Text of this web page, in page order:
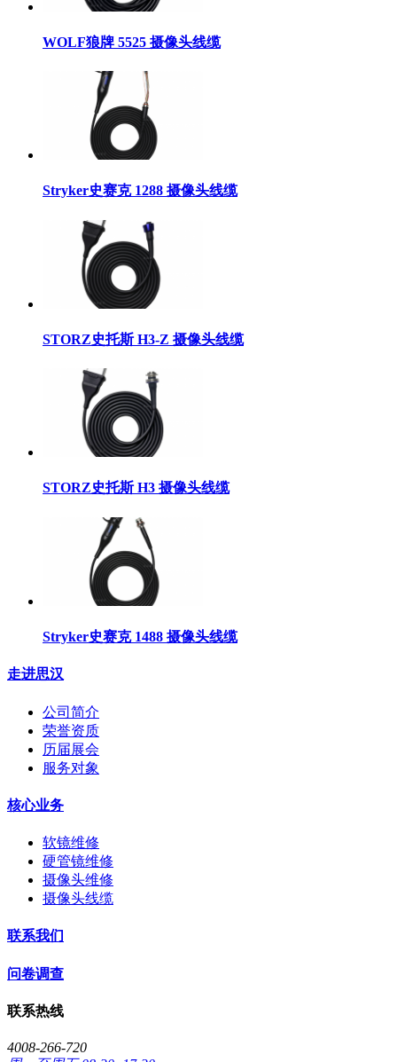
WOLF狼牌 5525 摄像头线缆
Stryker史赛克 1288 摄像头线缆
STORZ史托斯 H3-Z 摄像头线缆
STORZ史托斯 H3 摄像头线缆
Stryker史赛克 1488 摄像头线缆
走进思汉
公司简介
荣誉资质
历届展会
服务对象
核心业务
软镜维修
硬管镜维修
摄像头维修
摄像头线缆
联系我们
问卷调查
联系热线
4008-266-720